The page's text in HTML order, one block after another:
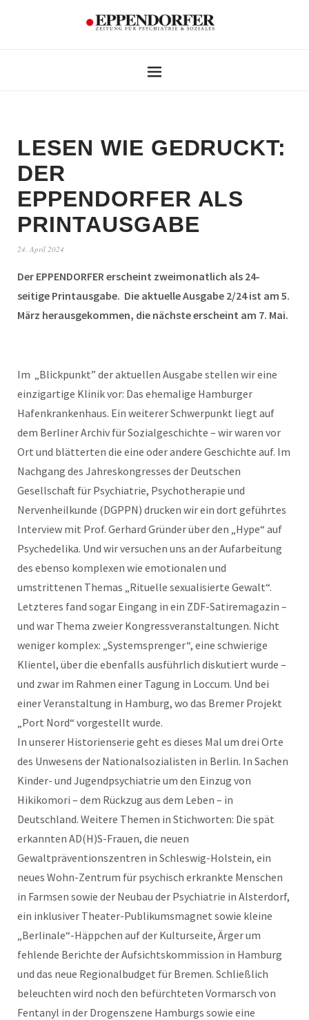
LESEN WIE GEDRUCKT:
DER
EPPENDORFER ALS
PRINTAUSGABE
24. April 2024
Der EPPENDORFER erscheint zweimonatlich als 24-
seitige Printausgabe. Die aktuelle Ausgabe 2/24 ist am 5.
März herausgekommen, die nächste erscheint am 7. Mai.
Im „Blickpunkt” der aktuellen Ausgabe stellen wir eine
einzigartige Klinik vor: Das ehemalige Hamburger
Hafenkrankenhaus. Ein weiterer Schwerpunkt liegt auf
dem Berliner Archiv für Sozialgeschichte – wir waren vor
Ort und blätterten die eine oder andere Geschichte auf. Im
Nachgang des Jahreskongresses der Deutschen
Gesellschaft für Psychiatrie, Psychotherapie und
Nervenheilkunde (DGPPN) drucken wir ein dort geführtes
Interview mit Prof. Gerhard Gründer über den „Hype“ auf
Psychedelika. Und wir versuchen uns an der Aufarbeitung
des ebenso komplexen wie emotionalen und
umstrittenen Themas „Rituelle sexualisierte Gewalt“.
Letzteres fand sogar Eingang in ein ZDF-Satiremagazin –
und war Thema zweier Kongressveranstaltungen. Nicht
weniger komplex: „Systemsprenger“, eine schwierige
Klientel, über die ebenfalls ausführlich diskutiert wurde –
und zwar im Rahmen einer Tagung in Loccum. Und bei
einer Veranstaltung in Hamburg, wo das Bremer Projekt
„Port Nord“ vorgestellt wurde.
In unserer Historienserie geht es dieses Mal um drei Orte
des Unwesens der Nationalsozialisten in Berlin. In Sachen
Kinder- und Jugendpsychiatrie um den Einzug von
Hikikomori – dem Rückzug aus dem Leben – in
Deutschland. Weitere Themen in Stichworten: Die spät
erkannten AD(H)S-Frauen, die neuen
Gewaltpräventionszentren in Schleswig-Holstein, ein
neues Wohn-Zentrum für psychisch erkrankte Menschen
in Farmsen sowie der Neubau der Psychiatrie in Alsterdorf,
ein inklusiver Theater-Publikumsmagnet sowie kleine
„Berlinale“-Häppchen auf der Kulturseite, Ärger um
fehlende Berichte der Aufsichtskommission in Hamburg
und das neue Regionalbudget für Bremen. Schließlich
beleuchten wird noch den befürchteten Vormarsch von
Fentanyl in der Drogenszene Hamburgs sowie eine